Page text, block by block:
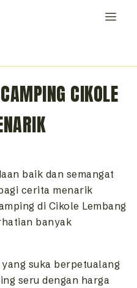
CIKOLE
baik dan semangat
cerita menarik
di Cikole Lembang
banyak
suka berpetualang
seru dengan harga